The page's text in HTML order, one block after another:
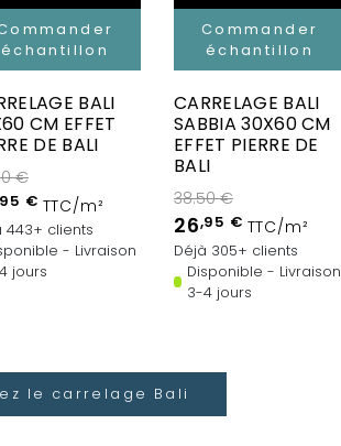
échantillon
BALI
CM EFFET
DE BALI
€
€ TTC/m²
443+ clients
- Livraison
jours
Commander
échantillon
CARRELAGE BALI
SABBIA 30X60 CM
EFFET PIERRE DE
BALI
38.50 €
26,95 € TTC/m²
Déjà 305+ clients
Disponible - Livraison
3-4 jours
le carrelage Bali